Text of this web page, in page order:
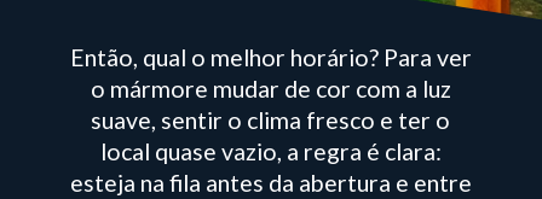
Então, qual o melhor horário? Para ver
o mármore mudar de cor com a luz
suave, sentir o clima fresco e ter o
local quase vazio, a regra é clara:
esteja na fila antes da abertura e entre